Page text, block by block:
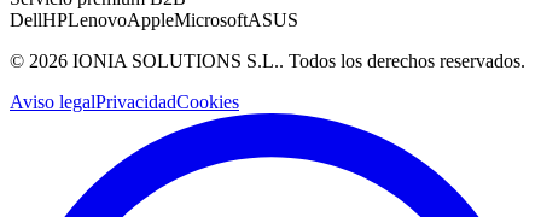
DellHPLenovoAppleMicrosoftASUS
© 2026 IONIA SOLUTIONS S.L.. Todos los derechos reservados.
Aviso legalPrivacidadCookies